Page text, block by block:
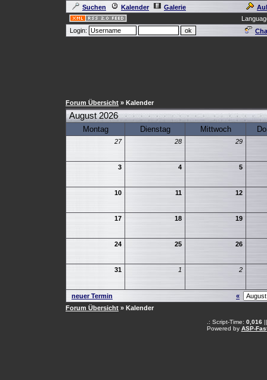
Suchen Kalender Galerie
Login:
Forum Übersicht » Kalender
August 2026
Montag Dienstag Mittwoch
27 28 29
3 4 5
10 11 12
17 18 19
24 25 26
31 1 2
neuer Termin
«
Forum Übersicht » Kalender
.: Script-Time: 0,016||
Powered by ASP-